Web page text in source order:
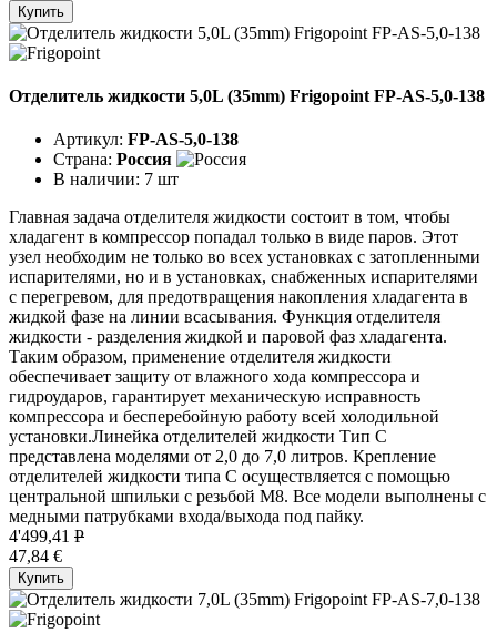
Купить
Отделитель жидкости 5,0L (35mm) Frigopoint FP-AS-5,0-138
Артикул: FP-AS-5,0-138
Страна: Россия
В наличии: 7 шт
Главная задача отделителя жидкости состоит в том, чтобы
хладагент в компрессор попадал только в виде паров. Этот
узел необходим не только во всех установках с затопленными
испарителями, но и в установках, снабженных испарителями
с перегревом, для предотвращения накопления хладагента в
жидкой фазе на линии всасывания. Функция отделителя
жидкости - разделения жидкой и паровой фаз хладагента.
Таким образом, применение отделителя жидкости
обеспечивает защиту от влажного хода компрессора и
гидроударов, гарантирует механическую исправность
компрессора и бесперебойную работу всей холодильной
установки.Линейка отделителей жидкости Тип C
представлена моделями от 2,0 до 7,0 литров. Крепление
отделителей жидкости типа C осуществляется с помощью
центральной шпильки с резьбой М8. Все модели выполнены с
медными патрубками входа/выхода под пайку.
4'499,41 P
47,84 €
Купить